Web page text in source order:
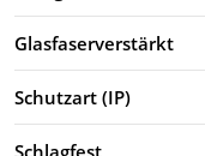
Glasfaserverstärkt
Schutzart (IP)
Schlagfest